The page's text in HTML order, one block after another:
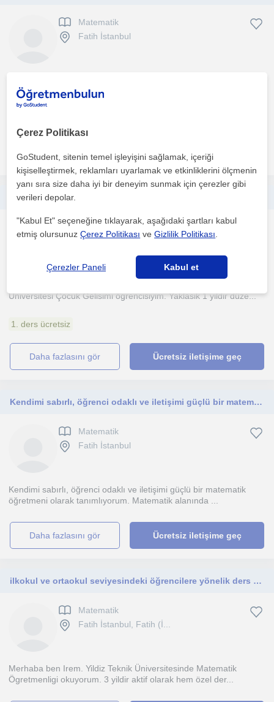
Matematik
Fatih İstanbul
Levent Çetin. Matematiği ezberleyerek değil, mantığını ...
daha fazlasını gör Ücretsiz iletişime geç
ONLİNE ORTAOKUL-İLKOKUL BİREBİR ÖZEL DERS
Matematik
Fatih İstanbul, Fatih (İ...
Üniversitesi Çocuk Gelisimi ögrencisiyim. Yaklasik 1 yildir düze...
1. ders ücretsiz
daha fazlasını gör Ücretsiz iletişime geç
Kendimi sabırlı, öğrenci odaklı ve iletişimi güçlü bir matematik öğretmeni olarak tanımlıyorum.
Matematik
Fatih İstanbul
Kendimi sabırlı, öğrenci odaklı ve iletişimi güçlü bir matematik
öğretmeni olarak tanımlıyorum. Matematik alanında ...
daha fazlasını gör Ücretsiz iletişime geç
ilkokul ve ortaokul seviyesindeki öğrencilere yönelik ders veriyorum
Matematik
Fatih İstanbul, Fatih (İ...
Merhaba ben Irem. Yildiz Teknik Üniversitesinde Matematik
Ögretmenligi okuyorum. 3 yildir aktif olarak hem özel der...
Çerez Politikası
GoStudent, sitenin temel işleyişini sağlamak, içeriği
kişiselleştirmek, reklamları uyarlamak ve etkinliklerini ölçmenin
yanı sıra size daha iyi bir deneyim sunmak için çerezler gibi
verileri depolar.
"Kabul Et" seçeneğine tıklayarak, aşağıdaki şartları kabul
etmiş olursunuzÇerez Politikası veGizlilik Politikası
Çerezler Paneli Kabul et